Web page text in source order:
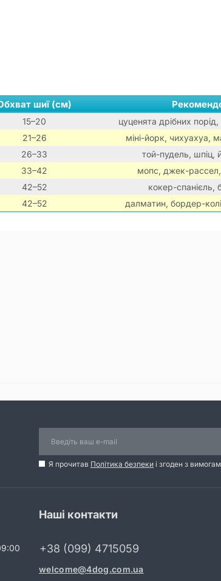
шиї (см)
15–20
цуценята дрібних
21–26
міні-йорк, чихуахуа,
26–33
той-пудель, шпіц,
33–42
мопс, джек-
42–52
кокер-спанієль,
42–52 далматин, бордер-
Я прочитав Політика безпеки і згоден з
Наші контакти
+38 (099) 4715059
welcome@4dog.com.ua